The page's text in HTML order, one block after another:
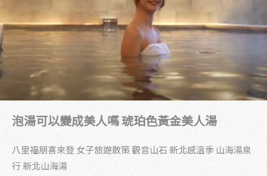
泡湯可以變成美人嗎 琥珀色黃金美人湯
八里福朋喜來登 女子旅遊散策 觀音山石 新北感溫季 山海湯泉
行 新北山海湯